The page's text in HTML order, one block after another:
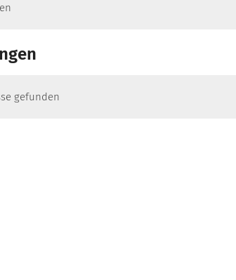
gefunden